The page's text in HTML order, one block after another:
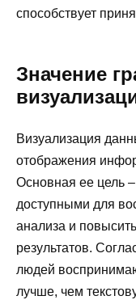
способствует
Значение
Визуализация
отображения
Основная ее цель
доступными для
анализа и
результатов.
людей
лучше, чем